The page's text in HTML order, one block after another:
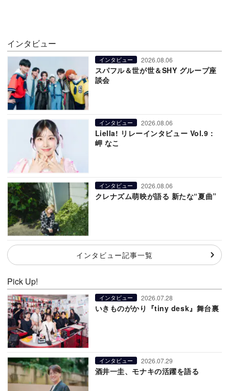
インタビュー
インタビュー 2026.08.06
スパフル＆世が世＆SHY グループ座
談会
インタビュー 2026.08.06
Liella! リレーインタビュー Vol.9：
岬 なこ
インタビュー 2026.08.06
クレナズム萌映が語る 新たな“夏曲”
インタビュー記事一覧
Pick Up!
インタビュー 2026.07.28
いきものがかり『tiny desk』舞台裏
インタビュー 2026.07.29
酒井一圭、モナキの活躍を語る